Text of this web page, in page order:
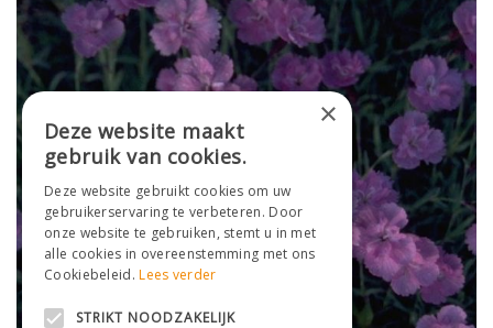
×
Deze website maakt
gebruik van cookies.
Deze website gebruikt cookies om uw
gebruikerservaring te verbeteren. Door
onze website te gebruiken, stemt u in met
alle cookies in overeenstemming met ons
Cookiebeleid.Lees verder
STRIKT NOODZAKELIJK